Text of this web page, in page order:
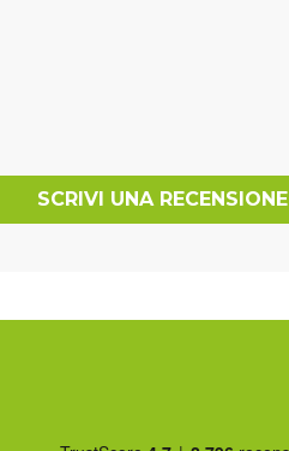
SCRIVI UNA RECENSIONE